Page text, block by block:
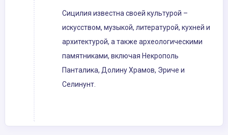
Сицилия известна своей культурой –
искусством, музыкой, литературой, кухней и
архитектурой, а также археологическими
памятниками, включая Некрополь
Панталика, Долину Храмов, Эриче и
Селинунт.